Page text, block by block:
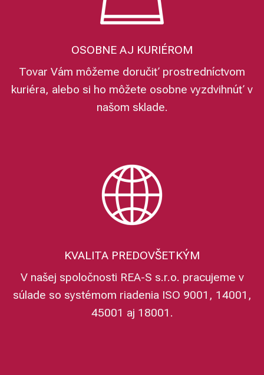
OSOBNE AJ KURIÉROM
Tovar Vám môžeme doručiť prostredníctvom
kuriéra, alebo si ho môžete osobne vyzdvihnúť v
našom sklade.
KVALITA PREDOVŠETKÝM
V našej spoločnosti REA-S s.r.o. pracujeme v
súlade so systémom riadenia ISO 9001, 14001,
45001 aj 18001.